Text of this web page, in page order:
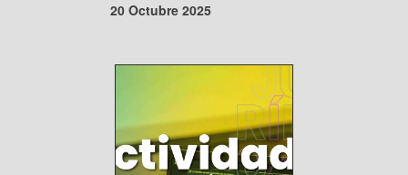
20 Octubre 2025